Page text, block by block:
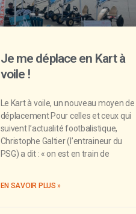
Je me déplace en Kart à
voile !
Le Kart à voile, un nouveau moyen de
déplacement Pour celles et ceux qui
suivent l’actualité footbalistique,
Christophe Galtier (l’entraineur du
PSG) a dit : « on est en train de
EN SAVOIR PLUS »